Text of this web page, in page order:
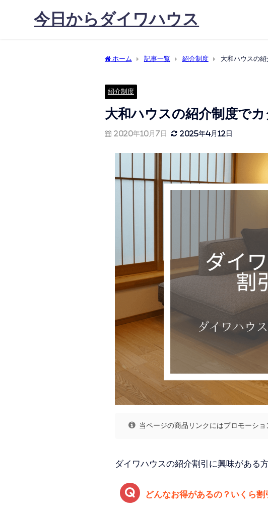
今日からダイワハウス
ホーム 記事一覧 紹介制度 大和ハウスの
紹介制度
大和ハウスの紹介制度で
2020年10月7日 2025年4月12日
当ページの商品リンクにはプロモーショ
ダイワハウスの紹介割引に興味がある
どんなお得があるの？いくら